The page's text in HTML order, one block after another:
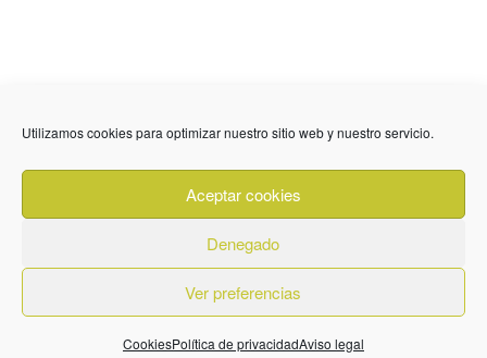
Utilizamos cookies para optimizar nuestro sitio web y nuestro servicio.
Aceptar cookies
Denegado
Ver preferencias
CookiesPolítica de privacidadAviso legal
636 01 61 85
Fuente Palmera
info @ fuentepalmerainformacion.es
Privacidad Aviso legal
Cookies
Quiénes Somos
Contacto